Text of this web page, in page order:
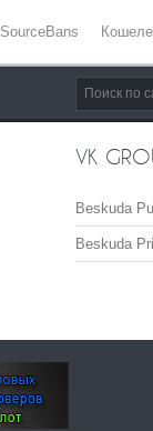
SourceBans
VK
Beskuda
Beskuda